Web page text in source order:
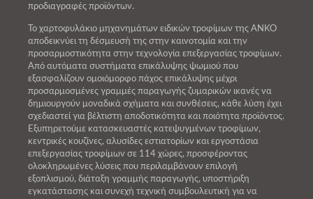
προδιαγραφές προϊόντων.
Το χαρτοφυλάκιο μηχανημάτων ειδικών τροφίμων της ANKO
αποδεικνύει τη δέσμευσή της στην καινοτομία και την
προσαρμοστικότητα στην τεχνολογία επεξεργασίας τροφίμων.
Από αυτόματα συστήματα επικάλυψης ψωμιού που
εξασφαλίζουν ομοιόμορφο πάχος επικάλυψης μέχρι
προσαρμοσμένες γραμμές παραγωγής ζυμαρικών ικανές να
δημιουργούν μοναδικά σχήματα και συνθέσεις, κάθε λύση έχει
σχεδιαστεί για βέλτιστη αποδοτικότητα και ποιότητα προϊόντος.
Εξυπηρετούμε κατασκευαστές κατεψυγμένων τροφίμων,
κεντρικές κουζίνες, αλυσίδες εστιατορίων και εργοστάσια
επεξεργασίας τροφίμων σε 114 χώρες, προσφέροντας
ολοκληρωμένες λύσεις που περιλαμβάνουν επιλογή
εξοπλισμού, διάταξη γραμμής παραγωγής, υποστήριξη
εγκατάστασης και συνεχή τεχνική συμβουλευτική για να